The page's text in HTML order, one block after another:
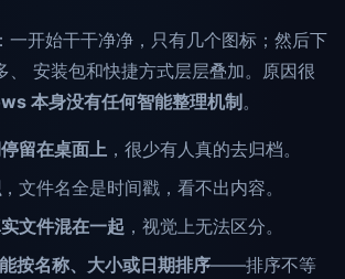
一开始干干净净，只有几个图标；然后下
、 安装包和快捷方式层层叠加。原因很
本身没有任何智能整理机制 。
留在桌面上 ，很少有人真的去归档。
，文件名全是时间戳，看不出内容。
文件混在一起 ，视觉上无法区分。
按名称、大小或日期排序——排序不等